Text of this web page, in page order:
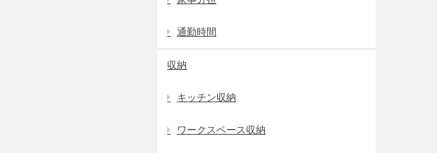
通勤時間
収納
キッチン収納
ワークスペース収納